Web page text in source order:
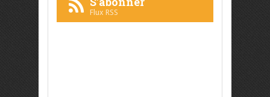
Flux RSS